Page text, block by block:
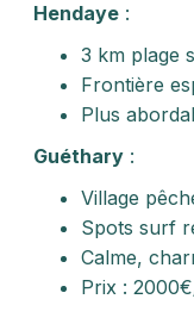
Hendaye :
3 km plage
Frontière
Plus
Guéthary :
Village
Spots surf
Calme,
Prix :